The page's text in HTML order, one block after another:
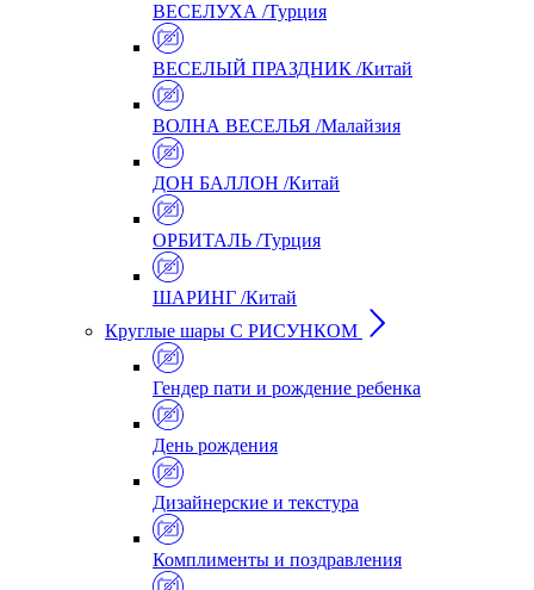
ВЕСЕЛУХА /Турция
ВЕСЕЛЫЙ ПРАЗДНИК /Китай
ВОЛНА ВЕСЕЛЬЯ /Малайзия
ДОН БАЛЛОН /Китай
ОРБИТАЛЬ /Турция
ШАРИНГ /Китай
Круглые шары С РИСУНКОМ
Гендер пати и рождение ребенка
День рождения
Дизайнерские и текстура
Комплименты и поздравления